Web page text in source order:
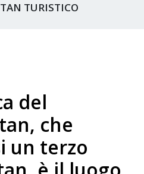
TURISTICO
del
che
un terzo